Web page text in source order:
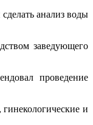
анализ воды
заведующего
проведение
и